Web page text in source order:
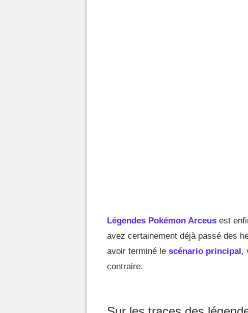
Légendes Pokémon Arceus est
avez certainement déjà passé des
avoir terminé le scénario principal,
contraire.